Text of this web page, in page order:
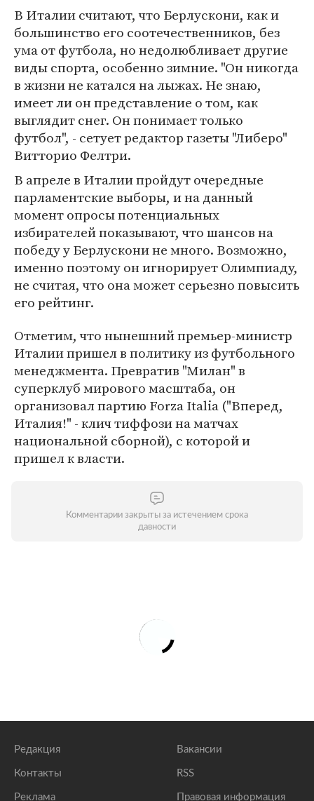
В Италии считают, что Берлускони, как и
большинство его соотечественников, без
ума от футбола, но недолюбливает другие
виды спорта, особенно зимние. "Он никогда
в жизни не катался на лыжах. Не знаю,
имеет ли он представление о том, как
выглядит снег. Он понимает только
футбол", - сетует редактор газеты "Либеро"
Витторио Фелтри.
В апреле в Италии пройдут очередные
парламентские выборы, и на данный
момент опросы потенциальных
избирателей показывают, что шансов на
победу у Берлускони не много. Возможно,
именно поэтому он игнорирует Олимпиаду,
не считая, что она может серьезно повысить
его рейтинг.
Отметим, что нынешний премьер-министр
Италии пришел в политику из футбольного
менеджмента. Превратив "Милан" в
суперклуб мирового масштаба, он
организовал партию Forza Italia ("Вперед,
Италия!" - клич тиффози на матчах
национальной сборной), с которой и
пришел к власти.
Комментарии закрыты за истечением срока
давности
Редакция
Контакты
Реклама
Вакансии
RSS
Правовая информация